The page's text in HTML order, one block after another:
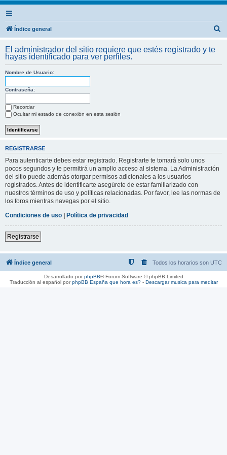
Índice general
c
El administrador del sitio requiere que estés registrado y te
hayas identificado para ver perfiles.
Nombre de Usuario:
Contraseña:
Recordar
Ocultar mi estado de conexión en esta sesión
REGISTRARSE
Para autenticarte debes estar registrado. Registrarte te tomará solo unos
pocos segundos y te permitirá un amplio acceso al sistema. La Administración
del sitio puede además otorgar permisos adicionales a los usuarios
registrados. Antes de identificarte asegúrete de estar familiarizado con
nuestros términos de uso y políticas relacionadas. Por favor, lee las normas de
los foros mientras navegas por el sitio.
Condiciones de uso | Política de privacidad
Registrarse
Índice general Todos los horarios son UTC
Desarrollado porphpBB® Forum Software © phpBB Limited
Traducción al español porphpBB España que hora es?- Descargar musica para meditar